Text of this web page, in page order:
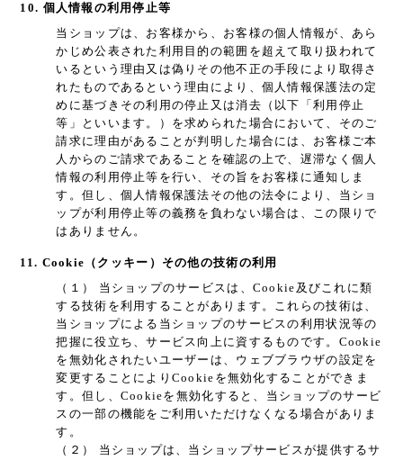
10. 個人情報の利用停止等
当ショップは、お客様から、お客様の個人情報が、あら
かじめ公表された利用目的の範囲を超えて取り扱われて
いるという理由又は偽りその他不正の手段により取得さ
れたものであるという理由により、個人情報保護法の定
めに基づきその利用の停止又は消去（以下「利用停止
等」といいます。）を求められた場合において、そのご
請求に理由があることが判明した場合には、お客様ご本
人からのご請求であることを確認の上で、遅滞なく個人
情報の利用停止等を行い、その旨をお客様に通知しま
す。但し、個人情報保護法その他の法令により、当ショ
ップが利用停止等の義務を負わない場合は、この限りで
はありません。
11. Cookie（クッキー）その他の技術の利用
（１） 当ショップのサービスは、Cookie及びこれに類
する技術を利用することがあります。これらの技術は、
当ショップによる当ショップのサービスの利用状況等の
把握に役立ち、サービス向上に資するものです。Cookie
を無効化されたいユーザーは、ウェブブラウザの設定を
変更することによりCookieを無効化することができま
す。但し、Cookieを無効化すると、当ショップのサービ
スの一部の機能をご利用いただけなくなる場合がありま
す。
（２） 当ショップは、当ショップサービスが提供するサ